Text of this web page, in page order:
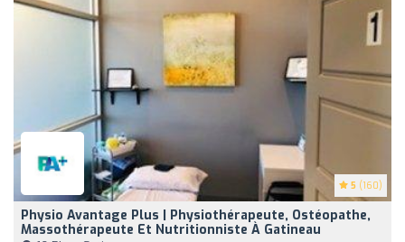
5 (160)
Physio Avantage Plus | Physiothérapeute, Ostéopathe,
Massothérapeute Et Nutritionniste À Gatineau